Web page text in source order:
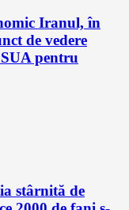
Iranul, în
de vedere
pentru
stârnită de